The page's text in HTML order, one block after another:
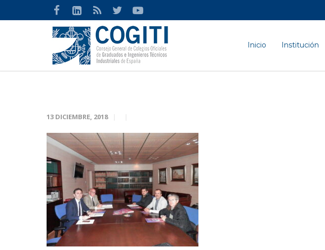
Inicio Institución
13 DICIEMBRE, 2018